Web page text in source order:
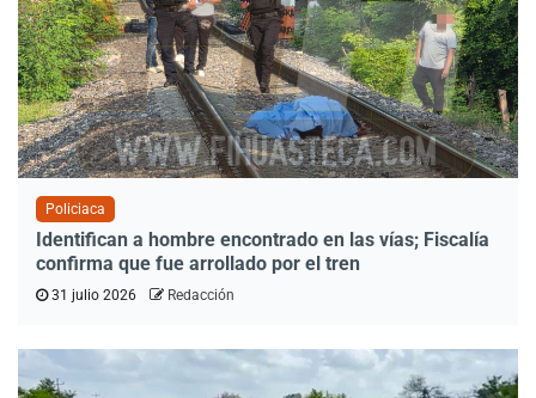
Policiaca
Identifican a hombre encontrado en las vías; Fiscalía
confirma que fue arrollado por el tren
31 julio 2026 Redacción